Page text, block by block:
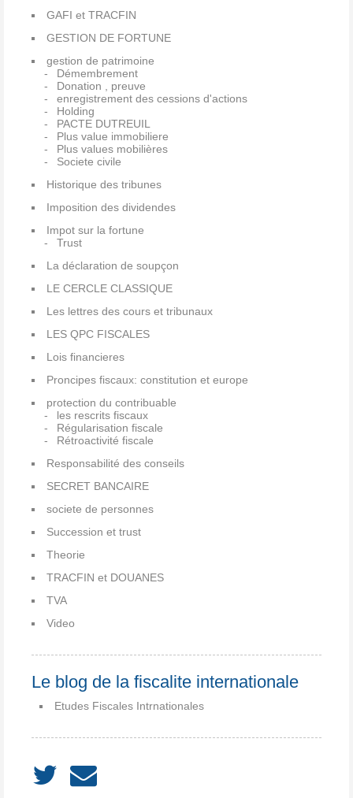
GAFI et TRACFIN
GESTION DE FORTUNE
gestion de patrimoine
Démembrement
Donation , preuve
enregistrement des cessions d'actions
Holding
PACTE DUTREUIL
Plus value immobiliere
Plus values mobilières
Societe civile
Historique des tribunes
Imposition des dividendes
Impot sur la fortune
Trust
La déclaration de soupçon
LE CERCLE CLASSIQUE
Les lettres des cours et tribunaux
LES QPC FISCALES
Lois financieres
Proncipes fiscaux: constitution et europe
protection du contribuable
les rescrits fiscaux
Régularisation fiscale
Rétroactivité fiscale
Responsabilité des conseils
SECRET BANCAIRE
societe de personnes
Succession et trust
Theorie
TRACFIN et DOUANES
TVA
Video
Le blog de la fiscalite internationale
Etudes Fiscales Intrnationales